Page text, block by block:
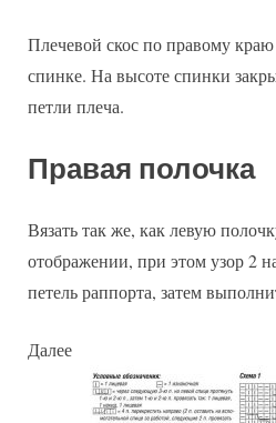
Плечевой скос по правому
спинке. На высоте спинки
петли плеча.
Правая полочка
Вязать так же, как левую
отображении, при этом узор 2
петель раппорта, затем
Далее